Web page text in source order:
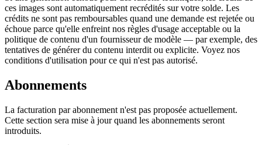
ces images sont automatiquement recrédités sur votre solde. Les
crédits ne sont pas remboursables quand une demande est rejetée ou
échoue parce qu'elle enfreint nos règles d'usage acceptable ou la
politique de contenu d'un fournisseur de modèle — par exemple, des
tentatives de générer du contenu interdit ou explicite. Voyez nos
conditions d'utilisation pour ce qui n'est pas autorisé.
Abonnements
La facturation par abonnement n'est pas proposée actuellement.
Cette section sera mise à jour quand les abonnements seront
introduits.